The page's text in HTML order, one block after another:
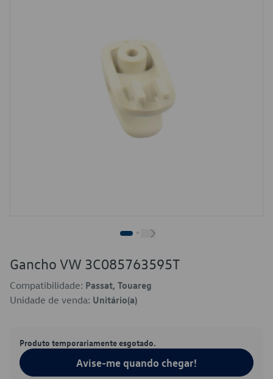
Gancho VW 3C085763595T
Compatibilidade: Passat, Touareg
Unidade de venda: Unitário(a)
Produto temporariamente esgotado.
Avise-me quando chegar!